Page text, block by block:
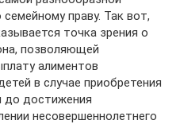
праву. Так вот,
точка зрения о
позволяющей
алиментов
в случае приобретения
до достижения
несовершеннолетнего